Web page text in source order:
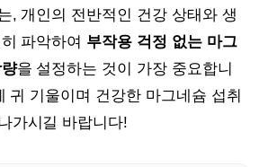
, 개인의 전반적인 건강 상태와 생
파악하여 부작용 걱정 없는 마그
을 설정하는 것이 가장 중요합니
귀 기울이며 건강한 마그네슘 섭취
가시길 바랍니다!